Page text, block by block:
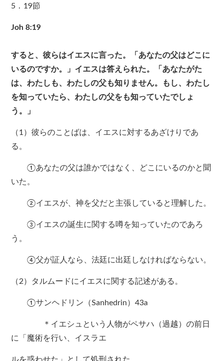
5．19節
Joh 8:19
すると、彼らはイエスに言った。「あなたの父はどこに
いるのですか。」イエスは答えられた。「あなたがた
は、わたしも、わたしの父も知りません。もし、わたし
を知っていたら、わたしの父をも知っていたでしょ
う。」
（1）彼らのことばは、イエスに対するあざけりであ
る。
①あなたの父は誰かではなく、どこにいるのかと聞
いた。
②イエスが、神を父だと主張していると理解した。
③イエスの誕生に関する噂を知っていたのであろ
う。
④父が証人なら、法廷に出廷しなければならない。
（2）タルムードにイエスに関する記述がある。
①サンヘドリン（Sanhedrin）43a
＊イエシュという人物がペサハ（過越）の前日
に「魔術を行い、イスラエ